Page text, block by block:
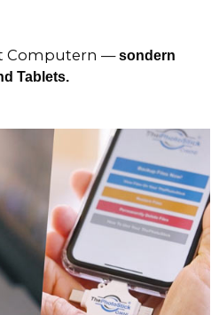
Computern —sondern
Tablets.